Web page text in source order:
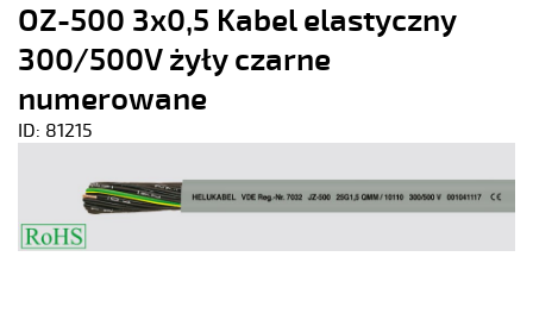
OZ-500 3x0,5 Kabel elastyczny
300/500V żyły czarne
numerowane
ID: 81215